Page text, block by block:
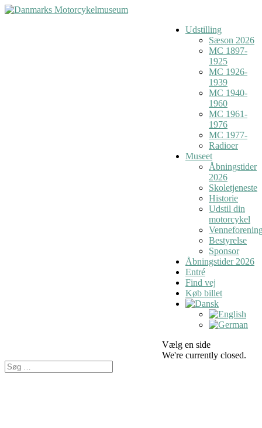
Udstilling
Sæson 2026
MC 1897-
1925
MC 1926-
1939
MC 1940-
1960
MC 1961-
1976
MC 1977-
Radioer
Museet
Åbningstider
2026
Skoletjeneste
Historie
Udstil din
motorcykel
Bestyrelse
Sponsor
Åbningstider 2026
Entré
Find vej
Køb billet
Vælg en side
We're currently closed.